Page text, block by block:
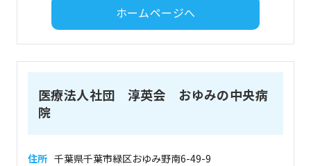
ホームページへ
医療法人社団 淳英会 おゆみの中央病
院
住所 千葉県千葉市緑区おゆみ野南6-49-9